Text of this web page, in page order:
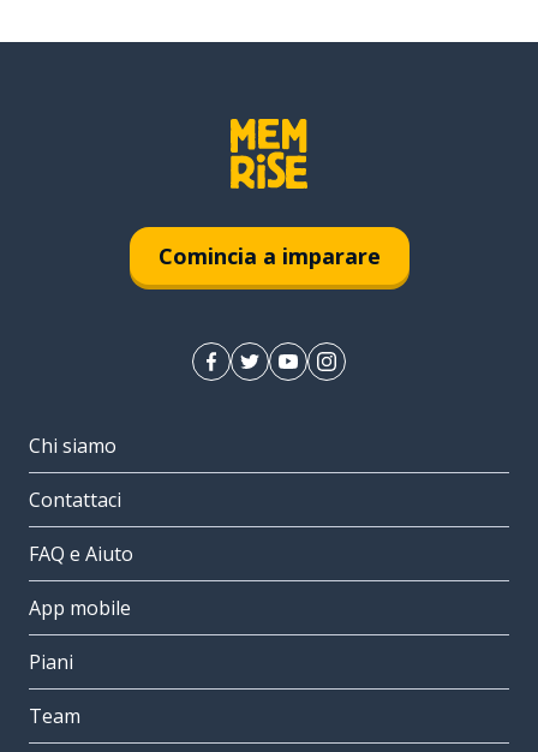
Comincia a imparare
Chi siamo
Contattaci
FAQ e Aiuto
App mobile
Piani
Team